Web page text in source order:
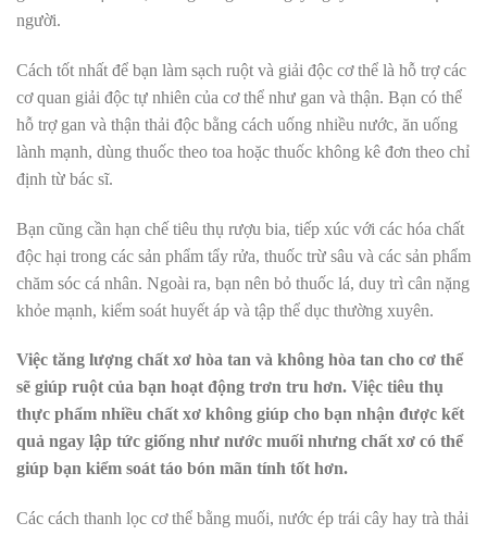
người.
Cách tốt nhất để bạn làm sạch ruột và giải độc cơ thể là hỗ trợ các
cơ quan giải độc tự nhiên của cơ thể như gan và thận. Bạn có thể
hỗ trợ gan và thận thải độc bằng cách uống nhiều nước, ăn uống
lành mạnh, dùng thuốc theo toa hoặc thuốc không kê đơn theo chỉ
định từ bác sĩ.
Bạn cũng cần hạn chế tiêu thụ rượu bia, tiếp xúc với các hóa chất
độc hại trong các sản phẩm tẩy rửa, thuốc trừ sâu và các sản phẩm
chăm sóc cá nhân. Ngoài ra, bạn nên bỏ thuốc lá, duy trì cân nặng
khỏe mạnh, kiểm soát huyết áp và tập thể dục thường xuyên.
Việc tăng lượng chất xơ hòa tan và không hòa tan cho cơ thể
sẽ giúp ruột của bạn hoạt động trơn tru hơn. Việc tiêu thụ
thực phẩm nhiều chất xơ không giúp cho bạn nhận được kết
quả ngay lập tức giống như nước muối nhưng chất xơ có thể
giúp bạn kiểm soát táo bón mãn tính tốt hơn.
Các cách thanh lọc cơ thể bằng muối, nước ép trái cây hay trà thải